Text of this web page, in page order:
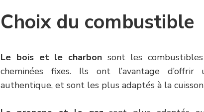
Choix du combustible
Le bois et le charbonsont les
cheminées fixes. Ils ont l’avantage
authentique, et sont les plus adaptés à la